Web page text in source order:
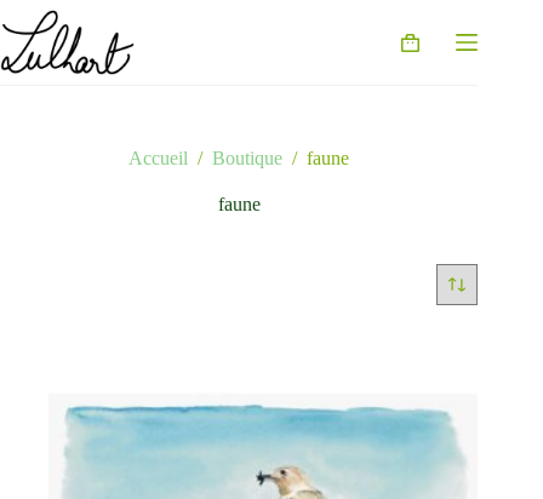
Passer
au
contenu
Panier
Accueil / Boutique / faune
faune